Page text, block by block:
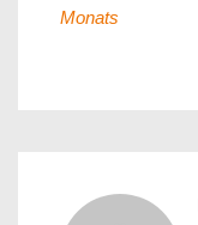
Monats